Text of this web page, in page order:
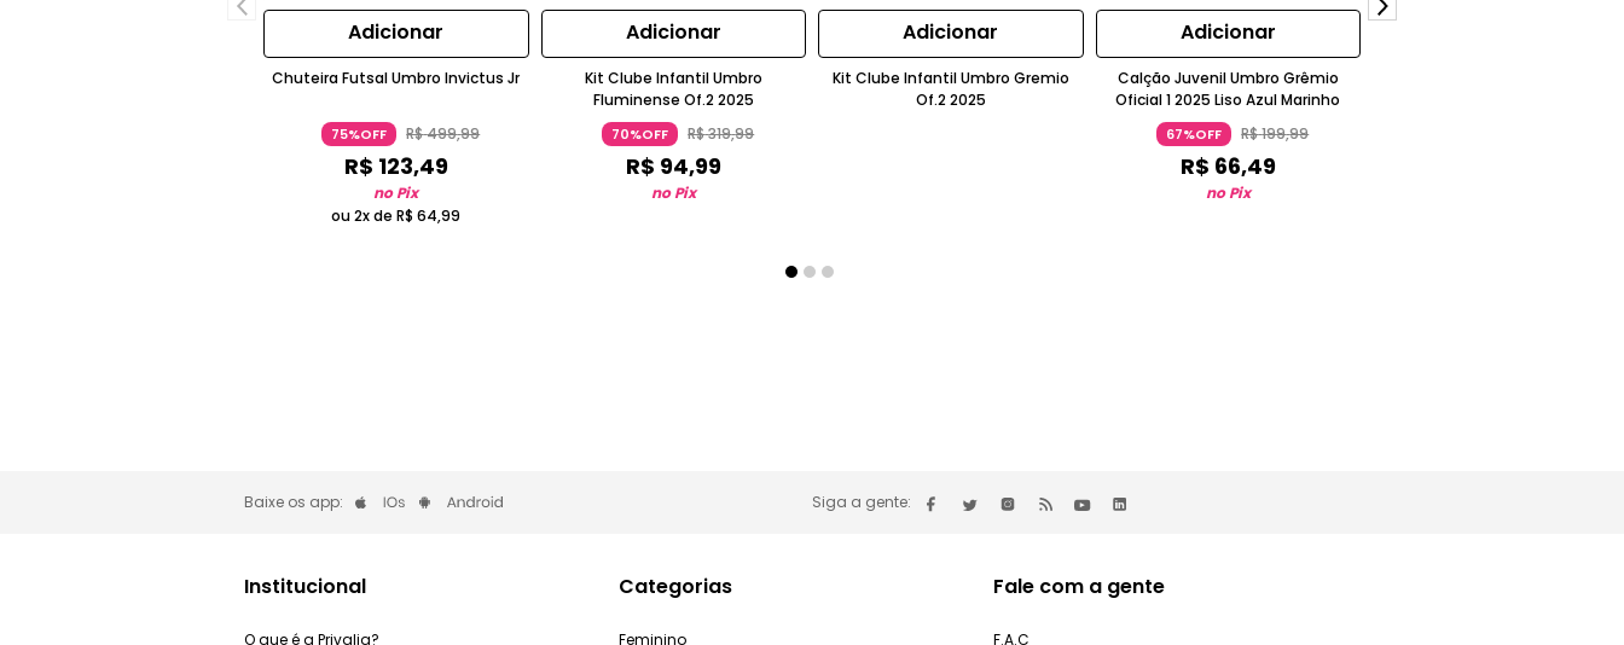
Adicionar
Chuteira Futsal Umbro Invictus Jr
75%OFF R$499,99
R$ 123,49
no Pix
ou 2x deR$ 64,99
Adicionar
Kit Clube Infantil Umbro
Fluminense Of.2 2025
70%OFF R$319,99
R$ 94,99
no Pix
Adicionar
Kit Clube Infantil Umbro Gremio
Of.2 2025
Adicionar
Calção Juvenil Umbro Grêmio
Oficial 1 2025 Liso Azul Marinho
67%OFF R$199,99
R$ 66,49
no Pix
Baixe os app: Siga a gente:
Institucional
O que é a Privalia?
Categorias
Feminino
Fale com a gente
F.A.C